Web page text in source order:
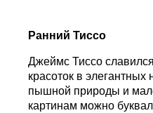
Ранний Тиссо
Джеймс Тиссо
красоток в
пышной природы и
картинам можно